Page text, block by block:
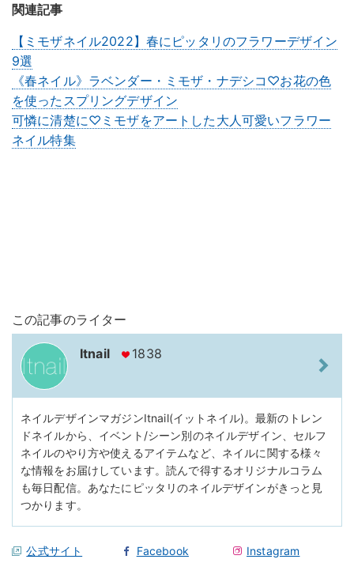
関連記事
【ミモザネイル2022】春にピッタリのフラワーデザイン
9選
《春ネイル》ラベンダー・ミモザ・ナデシコ♡お花の色
を使ったスプリングデザイン
可憐に清楚に♡ミモザをアートした大人可愛いフラワー
ネイル特集
この記事のライター
Itnail 1838
ネイルデザインマガジンItnail(イットネイル)。最新のトレン
ドネイルから、イベント/シーン別のネイルデザイン、セルフ
ネイルのやり方や使えるアイテムなど、ネイルに関する様々
な情報をお届けしています。読んで得するオリジナルコラム
も毎日配信。あなたにピッタリのネイルデザインがきっと見
つかります。
公式サイト Facebook Instagram